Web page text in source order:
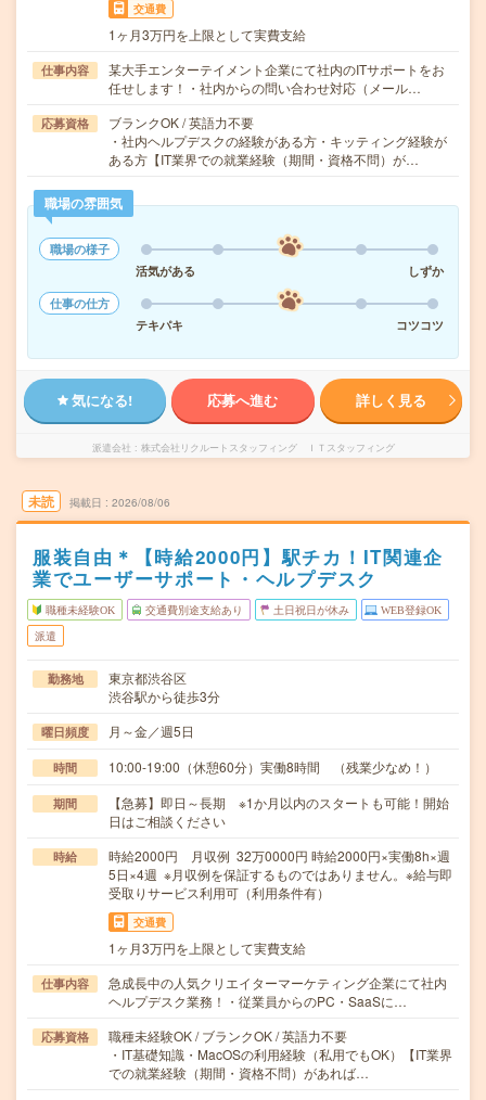
交通費
1ヶ月3万円を上限として実費支給
仕事内容
某大手エンターテイメント企業にて社内のITサポートをお
任せします！・社内からの問い合わせ対応（メール…
応募資格
ブランクOK / 英語力不要
・社内ヘルプデスクの経験がある方・キッティング経験が
ある方【IT業界での就業経験（期間・資格不問）が…
職場の雰囲気
職場の様子
活気がある
しずか
仕事の仕方
テキパキ
コツコツ
気になる! 応募へ進む 詳しく見る
派遣会社 株式会社リクルートスタッフィング ＩＴスタッフィング
未読 掲載日 2026/08/06
服装自由＊【時給2000円】駅チカ！IT関連企
業でユーザーサポート・ヘルプデスク
職種未経験OK 交通費別途支給あり 土日祝日が休み WEB登録OK
派遣
勤務地
東京都渋谷区
渋谷駅から徒歩3分
曜日頻度 月～金／週5日
時間 10:00-19:00（休憩60分）実働8時間 （残業少なめ！）
期間
【急募】即日～長期 ※1か月以内のスタートも可能！開始
日はご相談ください
時給
時給2000円 月収例 32万0000円 時給2000円×実働8h×週
5日×4週 ※月収例を保証するものではありません。※給与即
受取りサービス利用可（利用条件有）
交通費
1ヶ月3万円を上限として実費支給
仕事内容
急成長中の人気クリエイターマーケティング企業にて社内
ヘルプデスク業務！・従業員からのPC・SaaSに…
応募資格
職種未経験OK / ブランクOK / 英語力不要
・IT基礎知識・MacOSの利用経験（私用でもOK）【IT業界
での就業経験（期間・資格不問）があれば…